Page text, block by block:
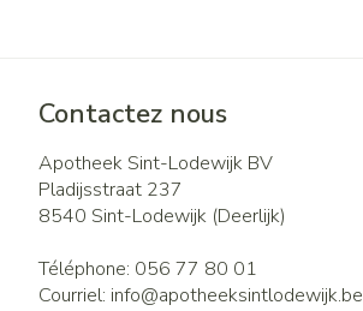
Contactez nous
Apotheek Sint-Lodewijk BV
Pladijsstraat 237
8540 Sint-Lodewijk (Deerlijk)
Téléphone: 056 77 80 01
Courriel: info@apotheeksintlodewijk.be